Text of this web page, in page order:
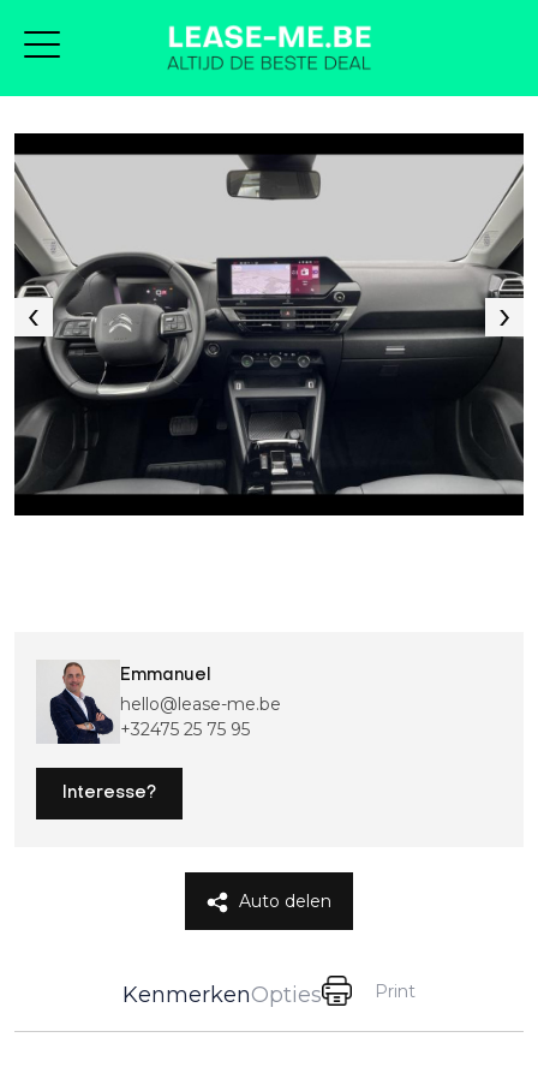
Emmanuel
hello@lease-me.be
+32475 25 75 95
Interesse?
Auto delen
KenmerkenOpties Print